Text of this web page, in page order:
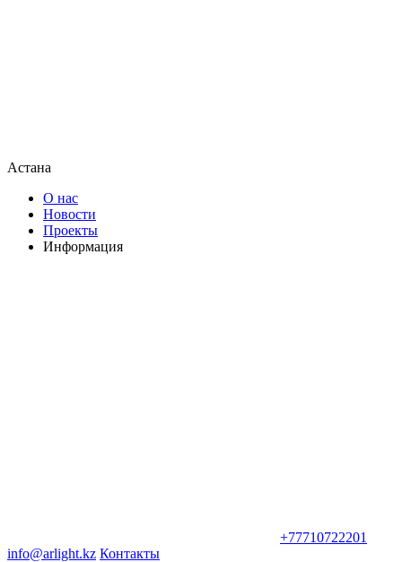
Астана
О нас
Новости
Проекты
Информация
+77710722201
info@arlight.kz Контакты